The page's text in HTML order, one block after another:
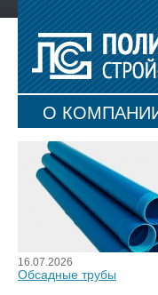
О
КАРТА САЙТА
16.07.2026
Обсадные трубы